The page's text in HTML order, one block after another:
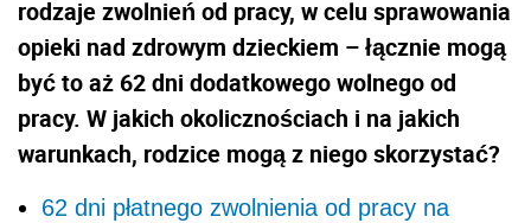
rodzaje zwolnień od pracy, w celu sprawowania
opieki nad zdrowym dzieckiem – łącznie mogą
być to aż 62 dni dodatkowego wolnego od
pracy. W jakich okolicznościach i na jakich
warunkach, rodzice mogą z niego skorzystać?
62 dni płatnego zwolnienia od pracy na